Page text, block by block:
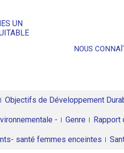
UN
NOUS
Objectifs de Développement
- Genre Rapport
santé femmes enceintes